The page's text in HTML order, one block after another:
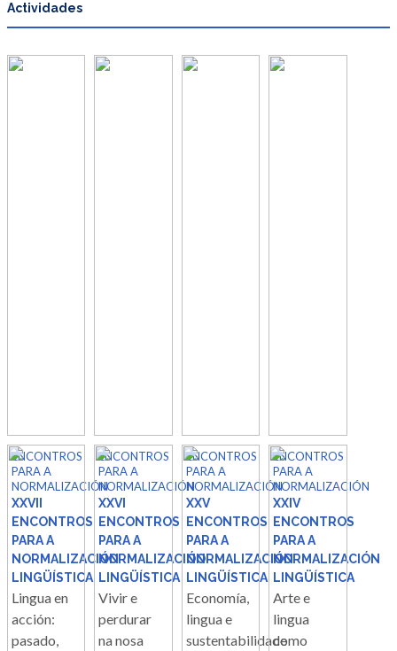
Actividades
ENCONTROS
PARA A
NORMALIZACIÓN
XXVII
ENCONTROS
PARA A
NORMALIZACIÓN
LINGÜÍSTICA
Lingua en
acción:
pasado,
ENCONTROS
PARA A
NORMALIZACIÓN
XXVI
ENCONTROS
PARA A
NORMALIZACIÓN
LINGÜÍSTICA
Vivir e
perdurar
na nosa
ENCONTROS
PARA A
NORMALIZACIÓN
XXV
ENCONTROS
PARA A
NORMALIZACIÓN
LINGÜÍSTICA
Economía,
lingua e
sustentabilidade
ENCONTROS
PARA A
NORMALIZACIÓN
XXIV
ENCONTROS
PARA A
NORMALIZACIÓN
LINGÜÍSTICA
Arte e
lingua
como